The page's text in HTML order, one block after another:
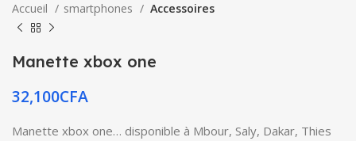
Accueil smartphones Accessoires
Manette xbox one
32,100CFA
Manette xbox one… disponible à Mbour, Saly, Dakar, Thies